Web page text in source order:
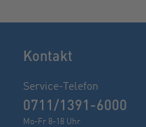
Kontakt
Service-Telefon
0711/1391-6000
Mo-Fr 8-18 Uhr